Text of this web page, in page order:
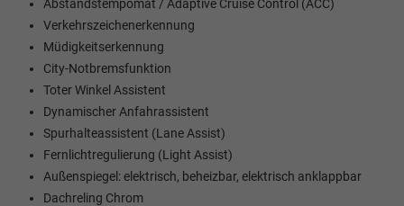
Abstandstempomat / Adaptive Cruise Control (ACC)
Verkehrszeichenerkennung
Müdigkeitserkennung
City-Notbremsfunktion
Toter Winkel Assistent
Dynamischer Anfahrassistent
Spurhalteassistent (Lane Assist)
Fernlichtregulierung (Light Assist)
Außenspiegel: elektrisch, beheizbar, elektrisch anklappbar
Dachreling Chrom